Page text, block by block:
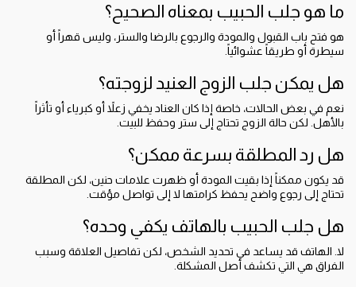
ما هو جلب الحبيب بمعناه الصحيح؟
هو فتح باب القبول والمودة والرجوع بالرضا والستر، وليس قهراً أو
سيطرة أو طريقاً عشوائياً.
هل يمكن جلب الزوج العنيد لزوجته؟
نعم في بعض الحالات، خاصة إذا كان العناد يخفي زعلاً أو كبرياء أو تأثراً
بالأهل. لكن حالة الزوج تحتاج إلى ستر وحفظ للبيت.
هل رد المطلقة بسرعة ممكن؟
قد يكون ممكناً إذا بقيت المودة أو ظهرت علامات حنين، لكن المطلقة
تحتاج إلى رجوع واضح يحفظ كرامتها لا إلى تواصل مؤقت.
هل جلب الحبيب بالهاتف يكفي وحده؟
لا. الهاتف قد يساعد في تحديد الشخص، لكن تفاصيل العلاقة وسبب
الفراق هي التي تكشف أصل المشكلة.